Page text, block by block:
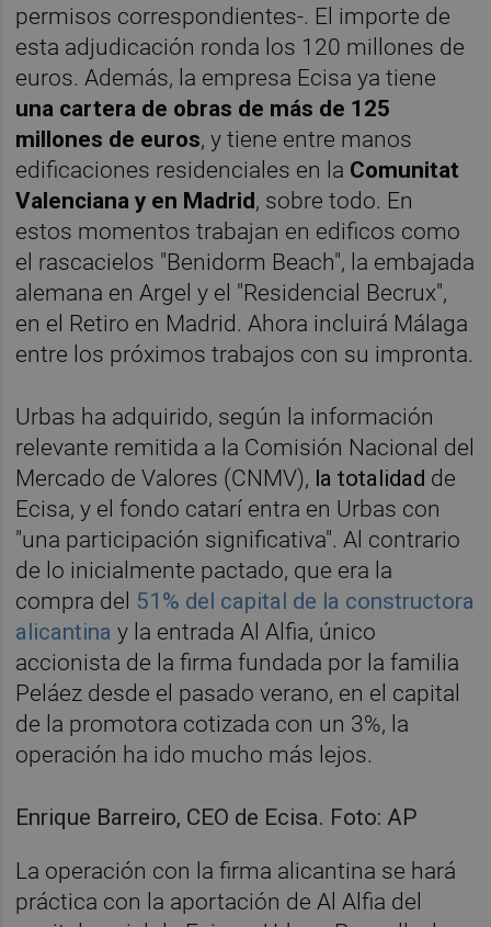
permisos correspondientes-. El importe de
esta adjudicación ronda los 120 millones de
euros. Además, la empresa Ecisa ya tiene
una cartera de obras de más de 125
millones de euros, y tiene entre manos
edificaciones residenciales en la Comunitat
Valenciana y en Madrid, sobre todo. En
estos momentos trabajan en edificos como
el rascacielos "Benidorm Beach", la embajada
alemana en Argel y el "Residencial Becrux",
en el Retiro en Madrid. Ahora incluirá Málaga
entre los próximos trabajos con su impronta.
Urbas ha adquirido, según la información
relevante remitida a la Comisión Nacional del
Mercado de Valores (CNMV), la totalidad de
Ecisa, y el fondo catarí entra en Urbas con
"una participación significativa". Al contrario
de lo inicialmente pactado, que era la
compra del 51% del capital de la constructora
alicantina y la entrada Al Alfia, único
accionista de la firma fundada por la familia
Peláez desde el pasado verano, en el capital
de la promotora cotizada con un 3%, la
operación ha ido mucho más lejos.
Enrique Barreiro, CEO de Ecisa. Foto: AP
La operación con la firma alicantina se hará
práctica con la aportación de Al Alfia del